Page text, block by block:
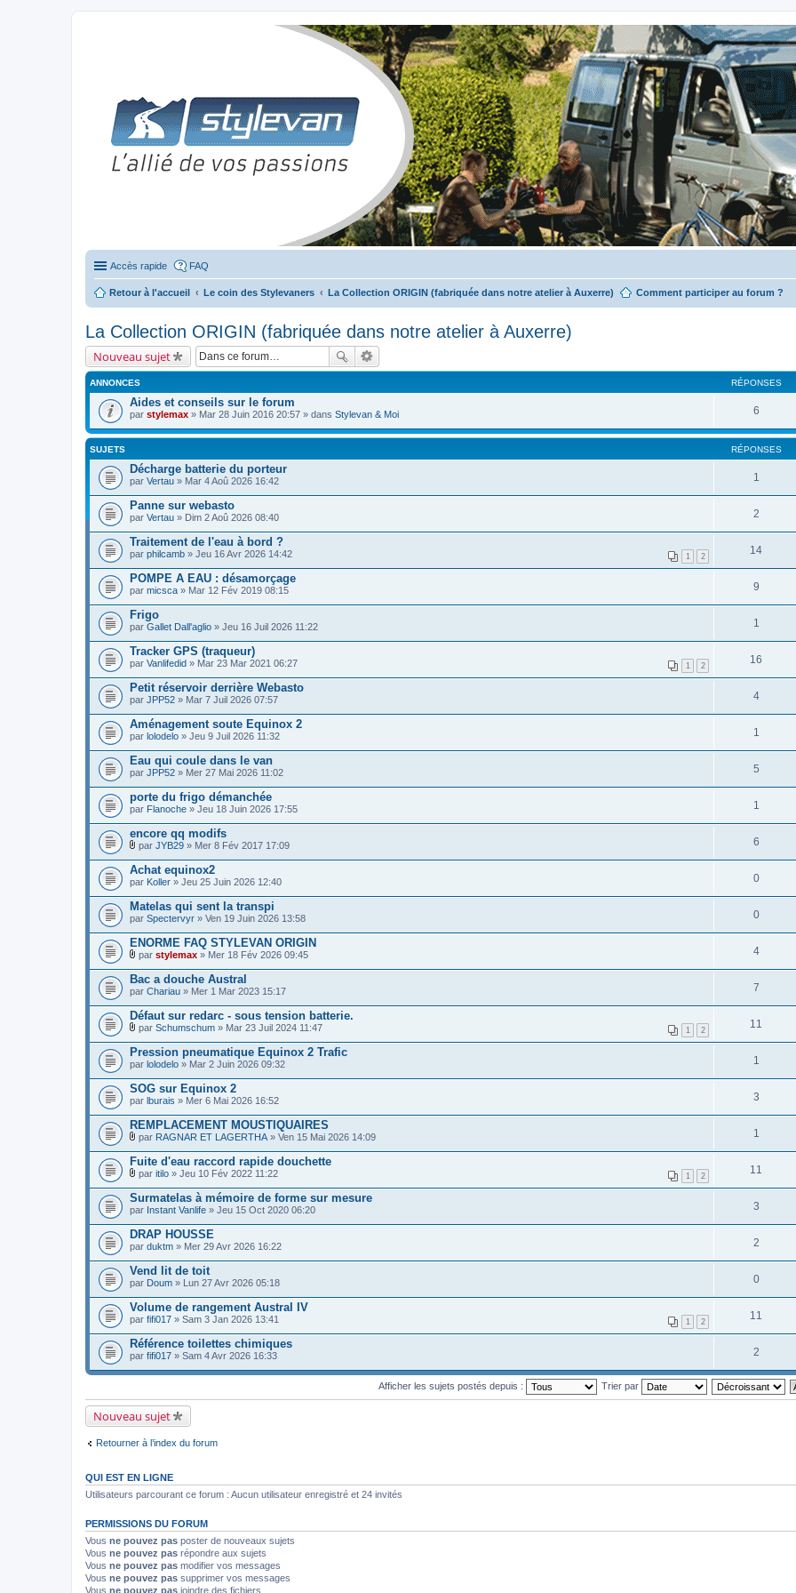
Stylevan - Vans aménagés
Accès rapide FAQ
Retour à l'accueil Le coin des Stylevaners La Collection ORIGIN (fabriquée dans notre atelier à Auxerre) Comment participer au forum ?
La Collection ORIGIN (fabriquée dans notre atelier à Auxerre)
Nouveau sujet
ANNONCES RÉPONSES
Aides et conseils sur le forum
par stylemax » Mar 28 Juin 2016 20:57 » dans Stylevan & Moi 6
SUJETS RÉPONSES
Décharge batterie du porteur
par Vertau » Mar 4 Aoû 2026 16:42 1
Panne sur webasto
par Vertau » Dim 2 Aoû 2026 08:40 2
Traitement de l'eau à bord ?
1 2
par philcamb » Jeu 16 Avr 2026 14:42 14
POMPE A EAU : désamorçage
par micsca » Mar 12 Fév 2019 08:15 9
Frigo
par Gallet Dall'aglio » Jeu 16 Juil 2026 11:22 1
Tracker GPS (traqueur)
1 2
par Vanlifedid » Mar 23 Mar 2021 06:27 16
Petit réservoir derrière Webasto
par JPP52 » Mar 7 Juil 2026 07:57 4
Aménagement soute Equinox 2
par lolodelo » Jeu 9 Juil 2026 11:32 1
Eau qui coule dans le van
par JPP52 » Mer 27 Mai 2026 11:02 5
porte du frigo démanchée
par Flanoche » Jeu 18 Juin 2026 17:55 1
encore qq modifs
F
c
h
i
e
r
s
)
o
i
n
t
(
s
)
par JYB29 » Mer 8 Fév 2017 17:09 6
Achat equinox2
par Koller » Jeu 25 Juin 2026 12:40 0
Matelas qui sent la transpi
par Spectervyr » Ven 19 Juin 2026 13:58 0
ENORME FAQ STYLEVAN ORIGIN
F
i
c
h
i
e
r
s
)
j
o
i
n
t
(
s
)
par stylemax » Mer 18 Fév 2026 09:45 4
Bac a douche Austral
par Chariau » Mer 1 Mar 2023 15:17 7
Défaut sur redarc - sous tension batterie.
1 2
F
i
c
h
i
e
r
s
)
o
i
n
t
(
s
par Schumschum » Mar 23 Juil 2024 11:47 11
Pression pneumatique Equinox 2 Trafic
par lolodelo » Mar 2 Juin 2026 09:32 1
SOG sur Equinox 2
par lburais » Mer 6 Mai 2026 16:52 3
REMPLACEMENT MOUSTIQUAIRES
F
i
c
h
i
e
r
s
)
j
o
i
n
t
(
s
par RAGNAR ET LAGERTHA » Ven 15 Mai 2026 14:09 1
Fuite d'eau raccord rapide douchette
1 2
F
i
c
h
i
e
r
s
)
j
o
i
n
t
(
s
par itilo » Jeu 10 Fév 2022 11:22 11
Surmatelas à mémoire de forme sur mesure
par Instant Vanlife » Jeu 15 Oct 2020 06:20 3
DRAP HOUSSE
par duktm » Mer 29 Avr 2026 16:22 2
Vend lit de toit
par Doum » Lun 27 Avr 2026 05:18 0
Volume de rangement Austral IV
1 2
par fifi017 » Sam 3 Jan 2026 13:41 11
Référence toilettes chimiques
par fifi017 » Sam 4 Avr 2026 16:33 2
Afficher les sujets postés depuis : Trier par
Nouveau sujet
Retourner à l’index du forum
QUI EST EN LIGNE
Utilisateurs parcourant ce forum : Aucun utilisateur enregistré et 24 invités
PERMISSIONS DU FORUM
Vous ne pouvez pas poster de nouveaux sujets
Vous ne pouvez pas répondre aux sujets
Vous ne pouvez pas modifier vos messages
Vous ne pouvez pas supprimer vos messages
Vous ne pouvez pas joindre des fichiers